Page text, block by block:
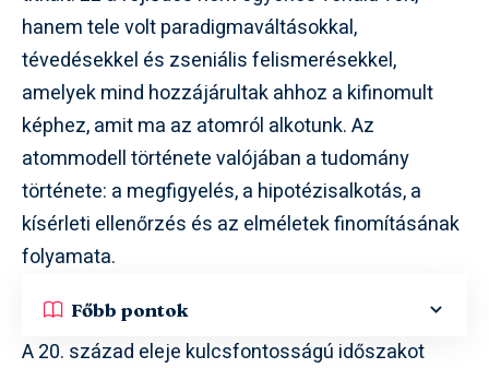
hanem tele volt paradigmaváltásokkal,
tévedésekkel és zseniális felismerésekkel,
amelyek mind hozzájárultak ahhoz a kifinomult
képhez, amit ma az atomról alkotunk. Az
atommodell története valójában a tudomány
története: a megfigyelés, a hipotézisalkotás, a
kísérleti ellenőrzés és az elméletek finomításának
folyamata.
Főbb pontok
A 20. század eleje kulcsfontosságú időszakot